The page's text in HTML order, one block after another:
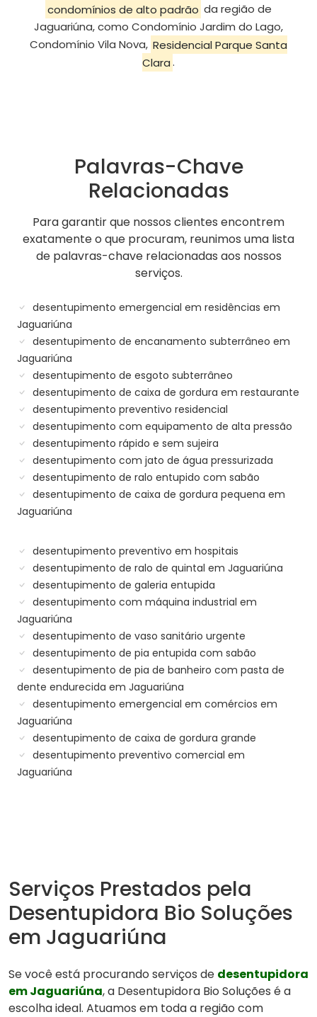
condomínios de alto padrão da região de
Jaguariúna, como Condomínio Jardim do Lago,
Condomínio Vila Nova, Residencial Parque Santa
Clara.
Palavras-Chave
Relacionadas
Para garantir que nossos clientes encontrem
exatamente o que procuram, reunimos uma lista
de palavras-chave relacionadas aos nossos
serviços.
desentupimento emergencial em residências em
Jaguariúna
desentupimento de encanamento subterrâneo em
Jaguariúna
desentupimento de esgoto subterrâneo
desentupimento de caixa de gordura em restaurante
desentupimento preventivo residencial
desentupimento com equipamento de alta pressão
desentupimento rápido e sem sujeira
desentupimento com jato de água pressurizada
desentupimento de ralo entupido com sabão
desentupimento de caixa de gordura pequena em
Jaguariúna
desentupimento preventivo em hospitais
desentupimento de ralo de quintal em Jaguariúna
desentupimento de galeria entupida
desentupimento com máquina industrial em
Jaguariúna
desentupimento de vaso sanitário urgente
desentupimento de pia entupida com sabão
desentupimento de pia de banheiro com pasta de
dente endurecida em Jaguariúna
desentupimento emergencial em comércios em
Jaguariúna
desentupimento de caixa de gordura grande
desentupimento preventivo comercial em
Jaguariúna
Serviços Prestados pela
Desentupidora Bio Soluções
em Jaguariúna
Se você está procurando serviços de desentupidora
em Jaguariúna, a Desentupidora Bio Soluções é a
escolha ideal. Atuamos em toda a região com